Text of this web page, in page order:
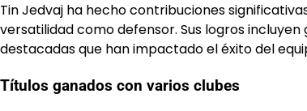
Tin Jedvaj ha hecho contribuciones
versatilidad como defensor. Sus logros
destacadas que han impactado el éxito del
Títulos ganados con varios clubes